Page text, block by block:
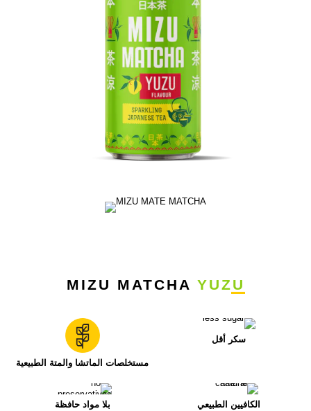
MIZU MATCHA YUZU
سكر أقل
مستخلصات الماتشا والمتة الطبيعية
الكافيين الطبيعي بلا مواد حافظة